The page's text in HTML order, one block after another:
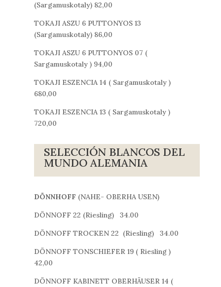
(Sargamuskotaly) 82,00
TOKAJI ASZU 6 PUTTONYOS 13
(Sargamuskotaly) 86,00
TOKAJI ASZU 6 PUTTONYOS 07 (
Sargamuskotaly ) 94,00
TOKAJI ESZENCIA 14 ( Sargamuskotaly )
680,00
TOKAJI ESZENCIA 13 ( Sargamuskotaly )
720,00
SELECCIÓN BLANCOS DEL
MUNDO ALEMANIA
DÖNNHOFF (NAHE- OBERHA USEN)
DÖNNOFF 22 (Riesling) 34.00
DÖNNOFF TROCKEN 22 (Riesling) 34.00
DÖNNOFF TONSCHIEFER 19 ( Riesling )
42,00
DÖNNOFF KABINETT OBERHÄUSER 14 (